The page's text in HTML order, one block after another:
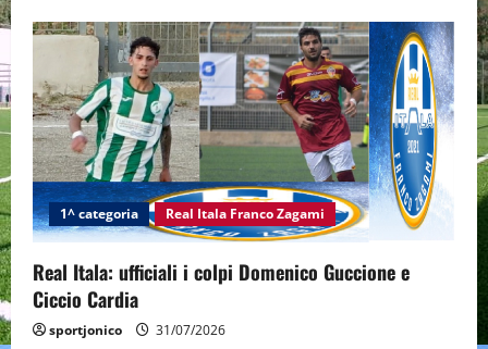
1^ categoria Real Itala Franco Zagami
Real Itala: ufficiali i colpi Domenico Guccione e
Ciccio Cardia
sportjonico 31/07/2026